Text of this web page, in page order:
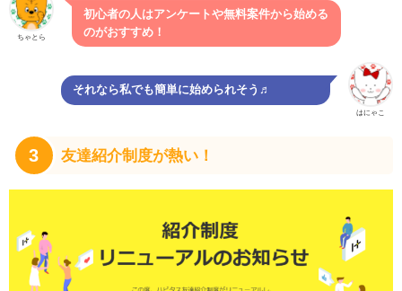
ちゃとら
初心者の人はアンケートや無料案件から始める
のがおすすめ！
はにゃこ
それなら私でも簡単に始められそう♬
3 友達紹介制度が熱い！